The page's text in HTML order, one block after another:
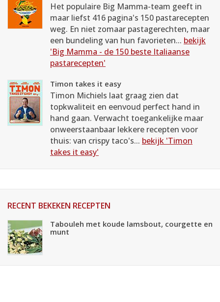
Het populaire Big Mamma-team geeft in
maar liefst 416 pagina's 150 pastarecepten
weg. En niet zomaar pastagerechten, maar
een bundeling van hun favorieten... bekijk
'Big Mamma - de 150 beste Italiaanse
pastarecepten'
Timon takes it easy
Timon Michiels laat graag zien dat
topkwaliteit en eenvoud perfect hand in
hand gaan. Verwacht toegankelijke maar
onweerstaanbaar lekkere recepten voor
thuis: van crispy taco's... bekijk 'Timon
takes it easy'
RECENT BEKEKEN RECEPTEN
Tabouleh met koude lamsbout, courgette en
munt